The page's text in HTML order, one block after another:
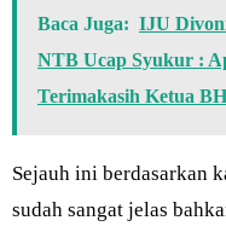
Baca Juga: IJU
NTB Ucap Syukur :
Terimakasih Ketua
Sejauh ini berdasarkan
sudah sangat jelas